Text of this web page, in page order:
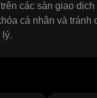
các sàn giao
cá nhân và
lý.